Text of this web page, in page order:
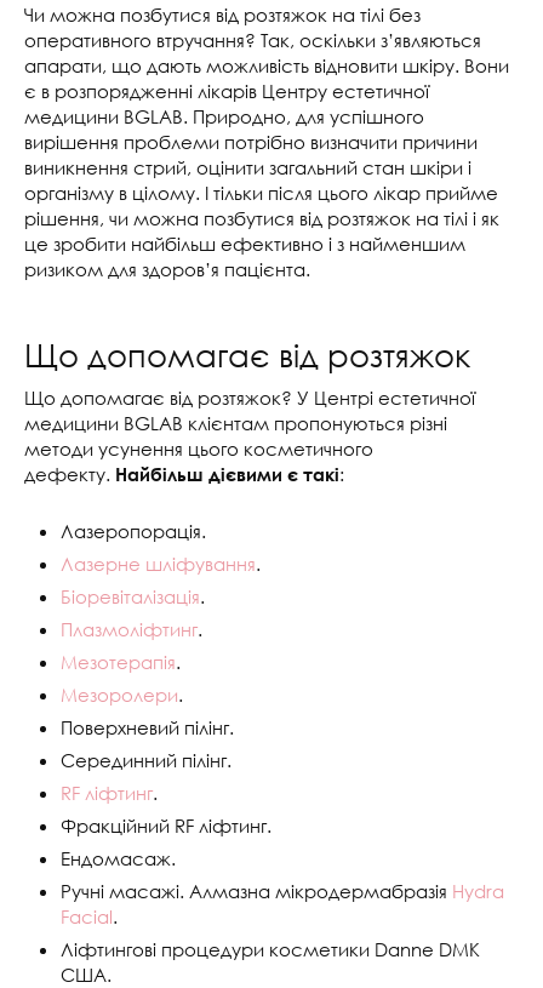
Чи можна позбутися від розтяжок на тілі без
оперативного втручання? Так, оскільки з’являються
апарати, що дають можливість відновити шкіру. Вони
є в розпорядженні лікарів Центру естетичної
медицини BGLAB. Природно, для успішного
вирішення проблеми потрібно визначити причини
виникнення стрий, оцінити загальний стан шкіри і
організму в цілому. І тільки після цього лікар прийме
рішення, чи можна позбутися від розтяжок на тілі і як
це зробити найбільш ефективно і з найменшим
ризиком для здоров’я пацієнта.
Що допомагає від розтяжок
Що допомагає від розтяжок? У Центрі естетичної
медицини BGLAB клієнтам пропонуються різні
методи усунення цього косметичного
дефекту. Найбільш дієвими є такі:
Лазеропорація.
Лазерне шліфування.
Біоревіталізація.
Плазмоліфтинг.
Мезотерапія.
Мезоролери.
Поверхневий пілінг.
Серединний пілінг.
RF ліфтинг.
Фракційний RF ліфтинг.
Ендомасаж.
Ручні масажі. Алмазна мікродермабразія Hydra
Facial.
Ліфтингові процедури косметики Danne DMK
США.